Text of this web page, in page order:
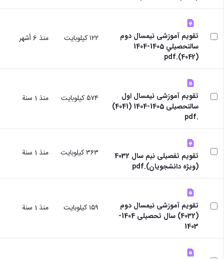
آموزشی
مدیر
مرکز
آموزش‌های
آزاد،
کاربردی
الکترونیکی
مدیر
دفتر
هدایت
استعدادهای
درخشان
تماس
با ما
آدرس
و
تلفن
تقویم آموزشی نیمسال دوم
سالتحصيلي 1405-1404
(4042).pdf
١٢٢ كيلوبايت منذ 6 أشهر
تقویم آموزشی نیمسال اول
سالتحصیلی 1405-1404 (4041)
.pdf
٥٧٤ كيلوبايت منذ 1 سنة
تقویم تفصیلی نیم سال 4032
(ویژه دانشجویان).pdf
٣٦٣ كيلوبايت منذ 1 سنة
تقویم آموزشی نیمسال دوم
(4032) سال تحصیلی 1404-
1403
١٥٩ كيلوبايت منذ 1 سنة